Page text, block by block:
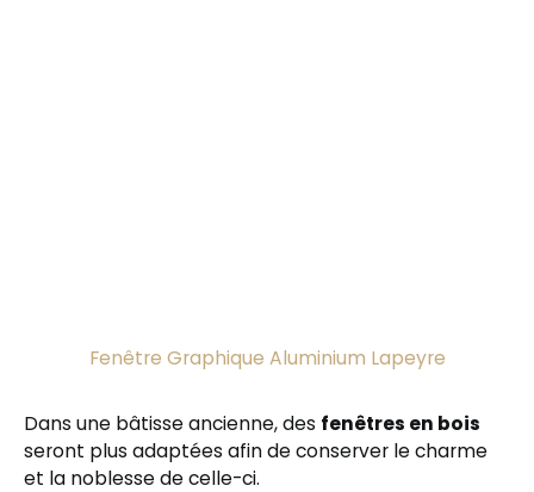
Fenêtre Graphique Aluminium Lapeyre
Dans une bâtisse ancienne, des fenêtres en bois
seront plus adaptées afin de conserver le charme
et la noblesse de celle-ci.